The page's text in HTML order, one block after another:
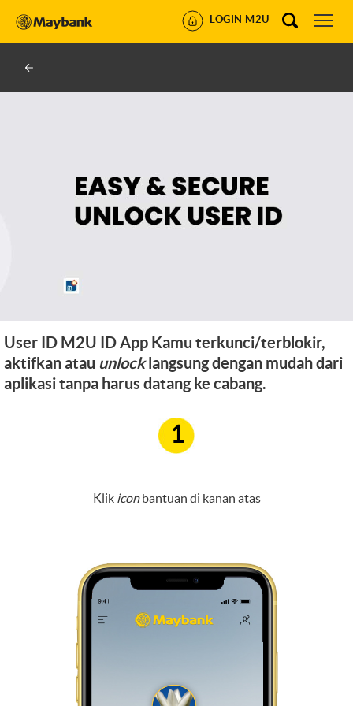
LOGIN M2U
User ID M2U ID App Kamu terkunci/terblokir,
aktifkan atau unlocklangsung dengan mudah dari
aplikasi tanpa harus datang ke cabang.
1
Klik iconbantuan di kanan atas